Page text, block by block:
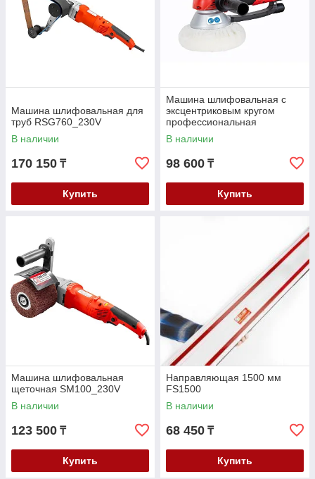
Машина шлифовальная для
труб RSG760_230V
В наличии
170 150 ₸
Купить
Машина шлифовальная с
эксцентриковым кругом
профессиональная
EZS150PRO_230V
В наличии
98 600 ₸
Купить
Машина шлифовальная
щеточная SM100_230V
В наличии
123 500 ₸
Купить
Направляющая 1500 мм
FS1500
В наличии
68 450 ₸
Купить